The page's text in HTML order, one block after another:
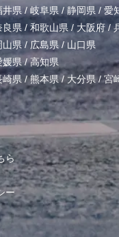
井県/岐阜県 / 静岡県 / 愛
良県 / 和歌山県/ 大阪府 /
山県/ 広島県 / 山口県
媛県/高知県
崎県 /熊本県/ 大分県/宮
ら
ー